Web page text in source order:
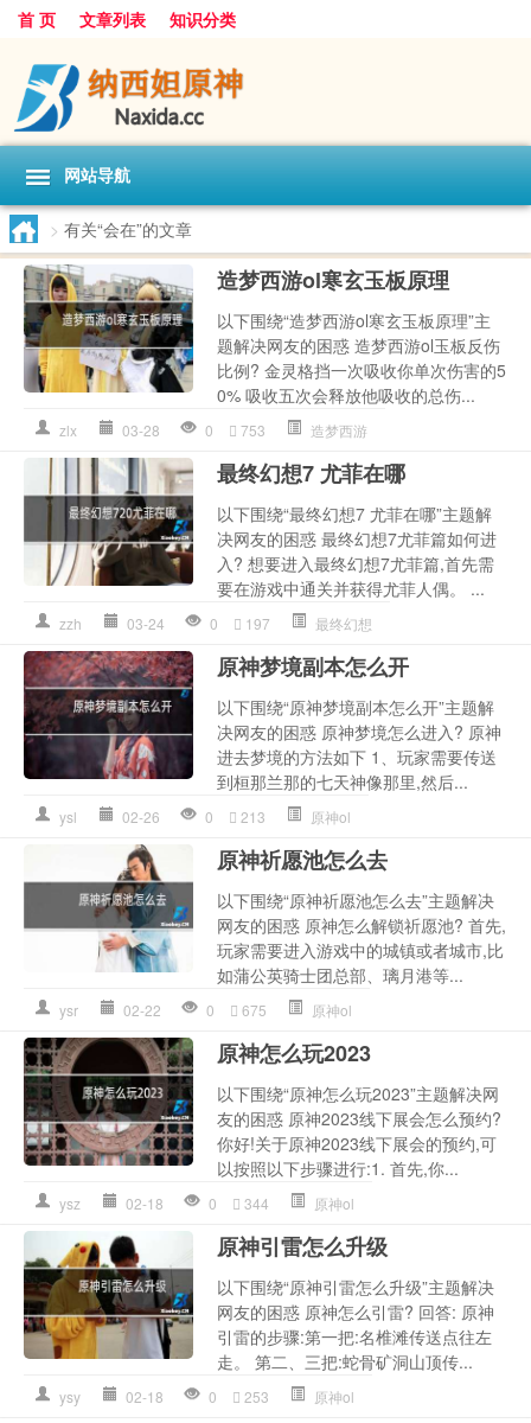
首 页 文章列表 知识分类
网站导航
> 有关“会在”的文章
造梦西游ol寒玄玉板原理
以下围绕“造梦西游ol寒玄玉板原理”主
题解决网友的困惑 造梦西游ol玉板反伤
比例? 金灵格挡一次吸收你单次伤害的5
0% 吸收五次会释放他吸收的总伤...
zlx 03-28 0 753 造梦西游
最终幻想7 尤菲在哪
以下围绕“最终幻想7 尤菲在哪”主题解
决网友的困惑 最终幻想7尤菲篇如何进
入? 想要进入最终幻想7尤菲篇,首先需
要在游戏中通关并获得尤菲人偶。 ...
zzh 03-24 0 197 最终幻想
原神梦境副本怎么开
以下围绕“原神梦境副本怎么开”主题解
决网友的困惑 原神梦境怎么进入? 原神
进去梦境的方法如下 1、玩家需要传送
到桓那兰那的七天神像那里,然后...
ysl 02-26 0 213 原神ol
原神祈愿池怎么去
以下围绕“原神祈愿池怎么去”主题解决
网友的困惑 原神怎么解锁祈愿池? 首先,
玩家需要进入游戏中的城镇或者城市,比
如蒲公英骑士团总部、璃月港等...
ysr 02-22 0 675 原神ol
原神怎么玩2023
以下围绕“原神怎么玩2023”主题解决网
友的困惑 原神2023线下展会怎么预约?
你好!关于原神2023线下展会的预约,可
以按照以下步骤进行:1. 首先,你...
ysz 02-18 0 344 原神ol
原神引雷怎么升级
以下围绕“原神引雷怎么升级”主题解决
网友的困惑 原神怎么引雷? 回答: 原神
引雷的步骤:第一把:名椎滩传送点往左
走。 第二、三把:蛇骨矿洞山顶传...
ysy 02-18 0 253 原神ol